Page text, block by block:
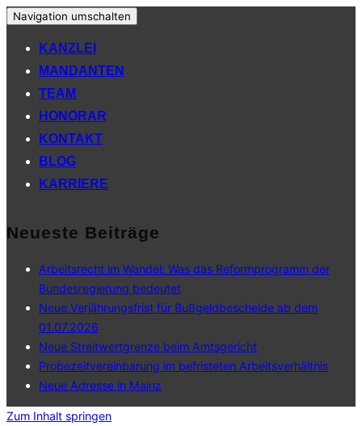
Navigation umschalten
KANZLEI
MANDANTEN
TEAM
HONORAR
KONTAKT
BLOG
KARRIERE
Neueste Beiträge
Arbeitsrecht im Wandel: Was das Reformprogramm der
Bundesregierung bedeutet
Neue Verjährungsfrist für Bußgeldbescheide ab dem
01.07.2026
Neue Streitwertgrenze beim Amtsgericht
Probezeitvereinbarung im befristeten Arbeitsverhältnis
Neue Adresse in Mainz
Zum Inhalt springen